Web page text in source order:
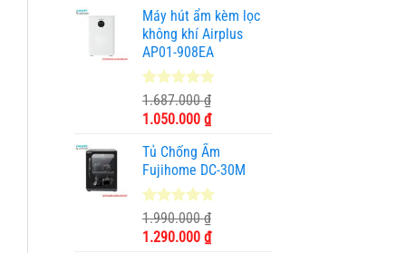
là:
1.950.000 ₫.
tại
là:
990.000 ₫.
Máy hút ẩm kèm lọc
không khí Airplus
AP01-908EA
5.00trên 5
dựa trên
1
đánh giá
1.687.000₫
Giá
là:
1.687.000 ₫.
1.050.000 ₫Giá
tại
là:
1.050.000 ₫.
Tủ Chống Ẩm
Fujihome DC-30M
5.00trên 5
dựa trên
3
đánh giá
1.990.000₫
Giá
1.290.000 ₫Giá